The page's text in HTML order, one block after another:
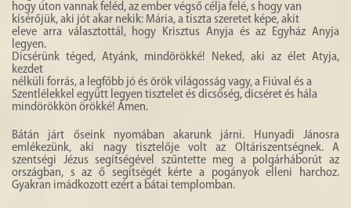
hogy úton vannak feléd, az ember végső célja felé, s hogy van
kísérőjük, aki jót akar nekik: Mária, a tiszta szeretet képe, akit
eleve arra választottál, hogy Krisztus Anyja és az Egyház Anyja
legyen.
Dicsérünk téged, Atyánk, mindörökké! Neked, aki az élet Atyja,
kezdet
nélküli forrás, a legfőbb jó és örök világosság vagy, a Fiúval és a
Szentlélekkel együtt legyen tisztelet és dicsőség, dicséret és hála
mindörökkön örökké! Ámen.
Bátán járt őseink nyomában akarunk járni. Hunyadi Jánosra
emlékezünk, aki nagy tisztelője volt az Oltáriszentségnek. A
szentségi Jézus segítségével szűntette meg a polgárháborút az
országban, s az ő segítségét kérte a pogányok elleni harchoz.
Gyakran imádkozott ezért a bátai templomban.